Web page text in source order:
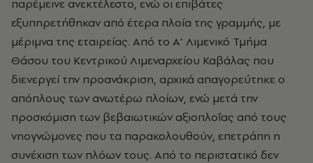
παρέμεινε ανεκτέλεστο, ενώ οι επιβάτες
εξυπηρετήθηκαν από έτερα πλοία της γραμμής, με
μέριμνα της εταιρείας. Από το Α’ Λιμενικό Τμήμα
Θάσου του Κεντρικού Λιμεναρχείου Καβάλας που
διενεργεί την προανάκριση, αρχικά απαγορεύτηκε ο
απόπλους των ανωτέρω πλοίων, ενώ μετά την
προσκόμιση των βεβαιωτικών αξιοπλοΐας από τους
νηογνώμονες που τα παρακολουθούν, επετράπη η
συνέχιση των πλόων τους. Από το περιστατικό δεν